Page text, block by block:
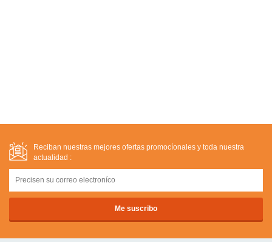
Reciban nuestras mejores ofertas promocíonales y toda nuestra
actualidad :